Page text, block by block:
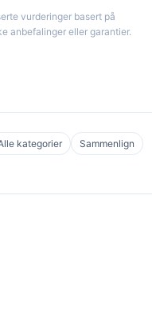
vurderinger basert på
anbefalinger eller garantier.
kategorier Sammenlign